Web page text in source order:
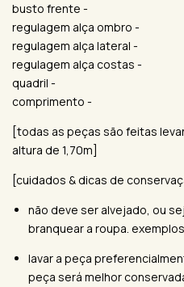
busto frente -
regulagem alça ombro -
regulagem alça lateral -
regulagem alça costas -
quadril -
comprimento -
[todas as peças são feitas
altura de 1,70m]
[cuidados & dicas de
não deve ser alvejado, ou
branquear a roupa.
lavar a peça
peça será melhor